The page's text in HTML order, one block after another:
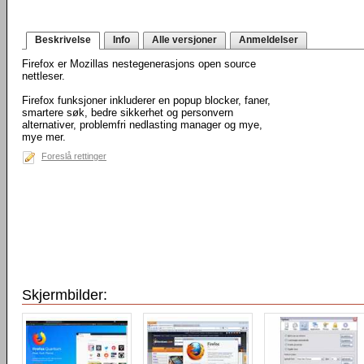
Beskrivelse Info Alle versjoner Anmeldelser
Firefox er Mozillas nestegenerasjons open source
nettleser.
Firefox funksjoner inkluderer en popup blocker, faner,
smartere søk, bedre sikkerhet og personvern
alternativer, problemfri nedlasting manager og mye,
mye mer.
Foreslå rettinger
Skjermbilder: